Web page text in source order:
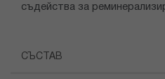
съдейства за
СЪСТАВ